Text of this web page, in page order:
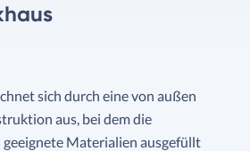
sich durch eine von außen
aus, bei dem die
Materialien ausgefüllt